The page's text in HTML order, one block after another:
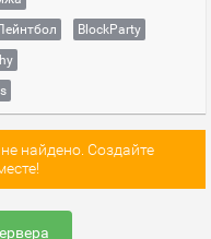
BlockParty
найдено. Создайте